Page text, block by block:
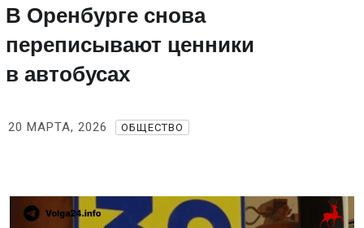
В Оренбурге снова
переписывают ценники
в автобусах
20 МАРТА, 2026 ОБЩЕСТВО